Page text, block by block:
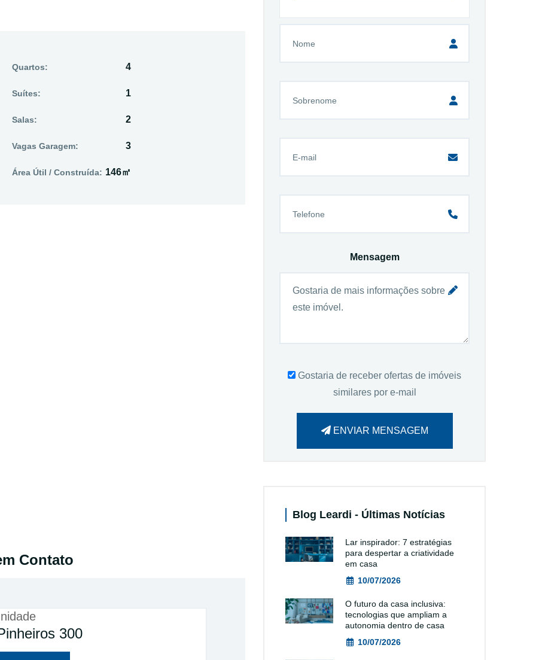
Quartos: 4
Suítes: 1
Salas: 2
Vagas Garagem: 3
Área Útil / Construída: 146㎡
Contato
300
Mensagem
Gostaria de receber ofertas de imóveis
similares por e-mail
ENVIAR MENSAGEM
Blog Leardi - Últimas Notícias
Lar inspirador: 7 estratégias
para despertar a criatividade
em casa
10/07/2026
O futuro da casa inclusiva:
tecnologias que ampliam a
autonomia dentro de casa
10/07/2026